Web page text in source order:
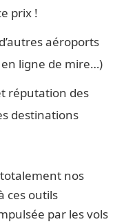
prix !
aéroports
ligne de mire…)
réputation des
destinations
nos
ces outils
par les vols